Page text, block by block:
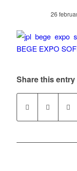
26
Share this entry